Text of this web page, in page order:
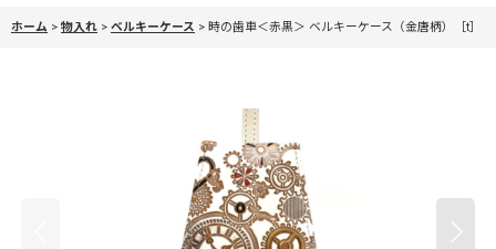
ホーム > 物入れ > ベルキーケース > 時の歯車＜赤黒＞ ベルキーケース（金唐柄）［t］